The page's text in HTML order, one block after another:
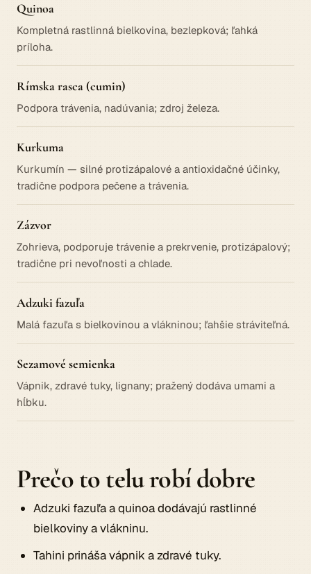
Quinoa
Kompletná rastlinná bielkovina, bezlepková; ľahká
príloha.
Rímska rasca (cumin)
Podpora trávenia, nadúvania; zdroj železa.
Kurkuma
Kurkumín — silné protizápalové a antioxidačné účinky,
tradične podpora pečene a trávenia.
Zázvor
Zohrieva, podporuje trávenie a prekrvenie, protizápalový;
tradične pri nevoľnosti a chlade.
Adzuki fazuľa
Malá fazuľa s bielkovinou a vlákninou; ľahšie stráviteľná.
Sezamové semienka
Vápnik, zdravé tuky, lignany; pražený dodáva umami a
hĺbku.
Prečo to telu robí dobre
Adzuki fazuľa a quinoa dodávajú rastlinné
bielkoviny a vlákninu.
Tahini prináša vápnik a zdravé tuky.